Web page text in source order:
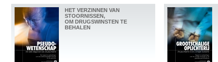
HET VERZINNEN VAN
STOORNISSEN,
OM DRUGSWINSTEN TE
BEHALEN